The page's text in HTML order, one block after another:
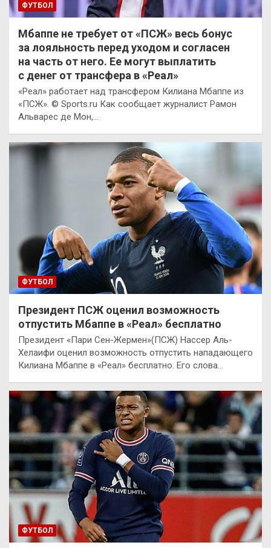
ФУТБОЛ
Мбаппе не требует от «ПСЖ» весь бонус
за лояльность перед уходом и согласен
на часть от него. Ее могут выплатить
с денег от трансфера в «Реал»
«Реал» работает над трансфером Килиана Мбаппе из
«ПСЖ». © Sports.ru Как сообщает журналист Рамон
Альварес де Мон,…
ФУТБОЛ
Президент ПСЖ оценил возможность
отпустить Мбаппе в «Реал» бесплатно
Президент «Пари Сен-Жермен»(ПСЖ) Нассер Аль-
Хелаифи оценил возможность отпустить нападающего
Килиана Мбаппе в «Реал» бесплатно. Его слова…
ФУТБОЛ